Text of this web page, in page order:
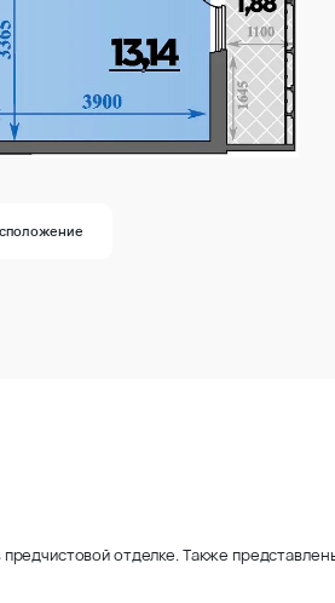
отделке. Также